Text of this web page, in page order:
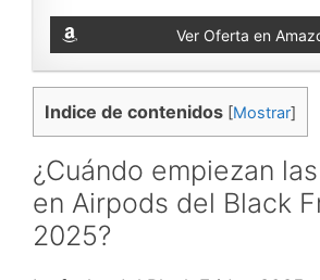
Ver Oferta en
Indice de contenidos [Mostrar]
¿Cuándo empiezan
en Airpods del Black
2025?